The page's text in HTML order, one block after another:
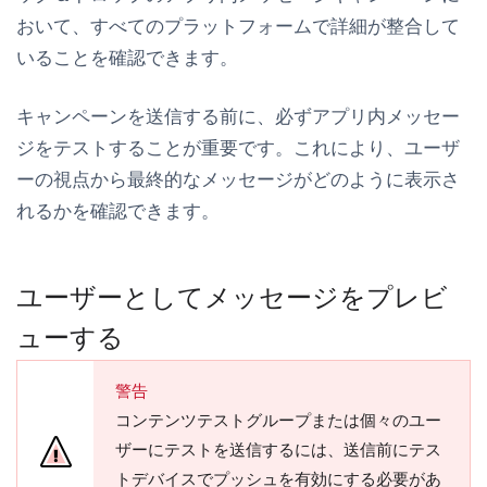
おいて、すべてのプラットフォームで詳細が整合して
いることを確認できます。
キャンペーンを送信する前に、必ずアプリ内メッセー
ジをテストすることが重要です。これにより、ユーザ
ーの視点から最終的なメッセージがどのように表示さ
れるかを確認できます。
ユーザーとしてメッセージをプレビ
ューする
警告
コンテンツテストグループまたは個々のユー
ザーにテストを送信するには、送信前にテス
トデバイスでプッシュを有効にする必要があ